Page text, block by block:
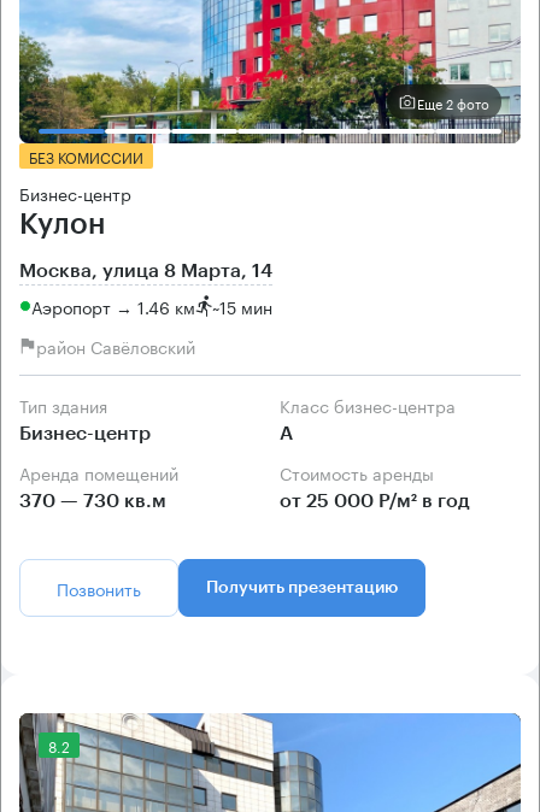
Еще 2 фото
БЕЗ КОМИССИИ
Бизнес-центр
Кулон
Москва, улица 8 Марта, 14
Аэропорт → 1.46 км ~15 мин
район Савёловский
Тип здания
Бизнес-центр
Класс бизнес-центра
А
Аренда помещений
370 — 730 кв.м
Стоимость аренды
от 25 000 Р/м² в год
Позвонить Получить презентацию
8.2